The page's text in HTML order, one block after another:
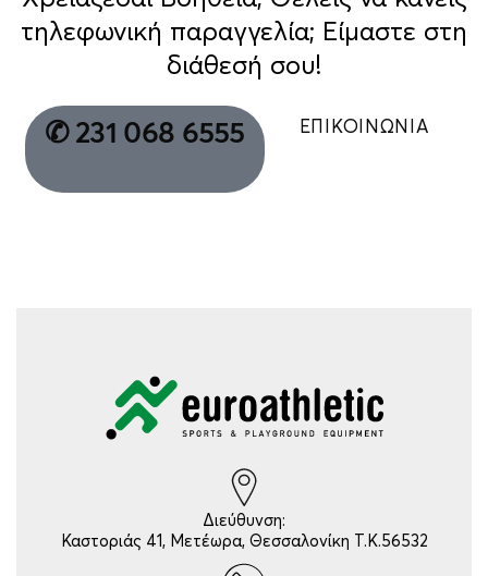
τηλεφωνική παραγγελία; Είμαστε στη
διάθεσή σου!
✆ 231 068 6555 ΕΠΙΚΟΙΝΩΝΙΑ
Διεύθυνση:
Καστοριάς 41, Μετέωρα, Θεσσαλονίκη Τ.Κ.56532